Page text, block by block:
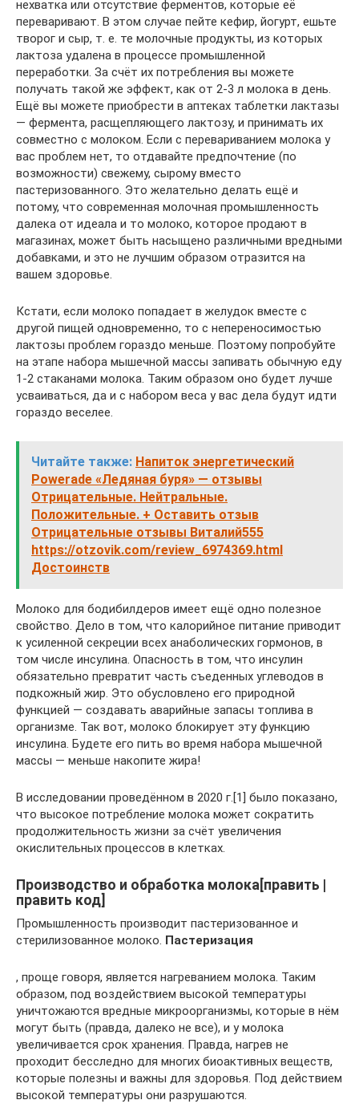
нехватка или отсутствие ферментов, которые её
переваривают. В этом случае пейте кефир, йогурт, ешьте
творог и сыр, т. е. те молочные продукты, из которых
лактоза удалена в процессе промышленной
переработки. За счёт их потребления вы можете
получать такой же эффект, как от 2-3 л молока в день.
Ещё вы можете приобрести в аптеках таблетки лактазы
— фермента, расщепляющего лактозу, и принимать их
совместно с молоком. Если с перевариванием молока у
вас проблем нет, то отдавайте предпочтение (по
возможности) свежему, сырому вместо
пастеризованного. Это желательно делать ещё и
потому, что современная молочная промышленность
далека от идеала и то молоко, которое продают в
магазинах, может быть насыщено различными вредными
добавками, и это не лучшим образом отразится на
вашем здоровье.
Кстати, если молоко попадает в желудок вместе с
другой пищей одновременно, то с непереносимостью
лактозы проблем гораздо меньше. Поэтому попробуйте
на этапе набора мышечной массы запивать обычную еду
1-2 стаканами молока. Таким образом оно будет лучше
усваиваться, да и с набором веса у вас дела будут идти
гораздо веселее.
Читайте также: Напиток энергетический
Powerade «Ледяная буря» — отзывы
Отрицательные. Нейтральные.
Положительные. + Оставить отзыв
Отрицательные отзывы Виталий555
https://otzovik.com/review_6974369.html
Достоинств
Молоко для бодибилдеров имеет ещё одно полезное
свойство. Дело в том, что калорийное питание приводит
к усиленной секреции всех анаболических гормонов, в
том числе инсулина. Опасность в том, что инсулин
обязательно превратит часть съеденных углеводов в
подкожный жир. Это обусловлено его природной
функцией — создавать аварийные запасы топлива в
организме. Так вот, молоко блокирует эту функцию
инсулина. Будете его пить во время набора мышечной
массы — меньше накопите жира!
В исследовании проведённом в 2020 г.[1] было показано,
что высокое потребление молока может сократить
продолжительность жизни за счёт увеличения
окислительных процессов в клетках.
Производство и обработка молока[править |
править код]
Промышленность производит пастеризованное и
стерилизованное молоко. Пастеризация
, проще говоря, является нагреванием молока. Таким
образом, под воздействием высокой температуры
уничтожаются вредные микроорганизмы, которые в нём
могут быть (правда, далеко не все), и у молока
увеличивается срок хранения. Правда, нагрев не
проходит бесследно для многих биоактивных веществ,
которые полезны и важны для здоровья. Под действием
высокой температуры они разрушаются.